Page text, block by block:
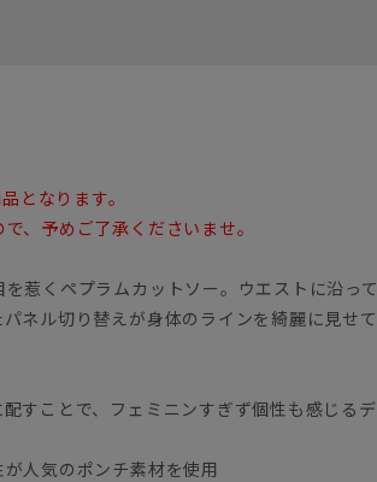
となります。
、予めご了承くださいませ。
惹くペプラムカットソー。ウエストに沿って
ネル切り替えが身体のラインを綺麗に見せて
すことで、フェミニンすぎず個性も感じるデ
人気のポンチ素材を使用